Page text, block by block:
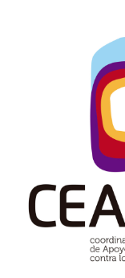
Crímenes del
neofranquismo
Justicia Universal
Derechos